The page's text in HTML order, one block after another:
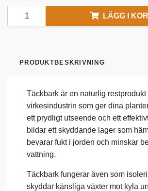
LÄGG I
PRODUKTBESKRIVNING
Täckbark är en naturlig restprodukt
virkesindustrin som ger dina
ett prydligt utseende och ett
bildar ett skyddande lager som
bevarar fukt i jorden och minskar
vattning.
Täckbark fungerar även som
skyddar känsliga växter mot kyla